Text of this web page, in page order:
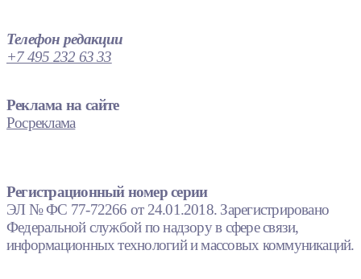
Телефон редакции
+7 495 232 63 33
Реклама на сайте
Росреклама
Регистрационный номер серии
ЭЛ № ФС 77-72266 от 24.01.2018. Зарегистрировано
Федеральной службой по надзору в сфере связи,
информационных технологий и массовых коммуникаций.